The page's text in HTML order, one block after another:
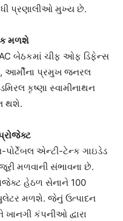
પ્રણાલીઓ મુખ્ય છે.
મળશે
બેઠકમાં ચીફ ઓફ ડિફેન્સ
આર્મીના પ્રમુખ જનરલ
કૃષ્ણા સ્વામીનાથન
થશે.
પોર્ટેબલ એન્ટી-ટેન્ક ગાઇડેડ
મળવાની સંભાવના છે.
હેઠળ સેનાને 100
મળશે. જેનું ઉત્પાદન
કંપનીઓ દ્વારા